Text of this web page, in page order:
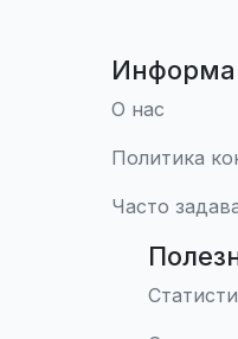
О нас
Политика
Часто